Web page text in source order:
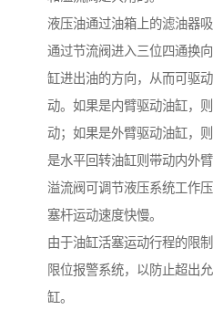
液压油通过油箱上的滤油器
通过节流阀进入三位四通换
缸进出油的方向，从而可驱
动。如果是内臂驱动油缸，
动；如果是外臂驱动油缸，
是水平回转油缸则带动内外
溢流阀可调节液压系统工作
塞杆运动速度快慢。
由于油缸活塞运动行程的限
限位报警系统，以防止超出
缸。